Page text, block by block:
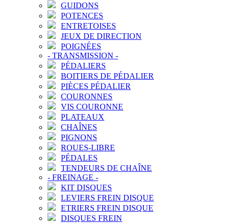
GUIDONS
POTENCES
ENTRETOISES
JEUX DE DIRECTION
POIGNÉES
- TRANSMISSION -
PÉDALIERS
BOITIERS DE PÉDALIER
PIÈCES PÉDALIER
COURONNES
VIS COURONNE
PLATEAUX
CHAÎNES
PIGNONS
ROUES-LIBRE
PÉDALES
TENDEURS DE CHAÎNE
- FREINAGE -
KIT DISQUES
LEVIERS FREIN DISQUE
ETRIERS FREIN DISQUE
DISQUES FREIN